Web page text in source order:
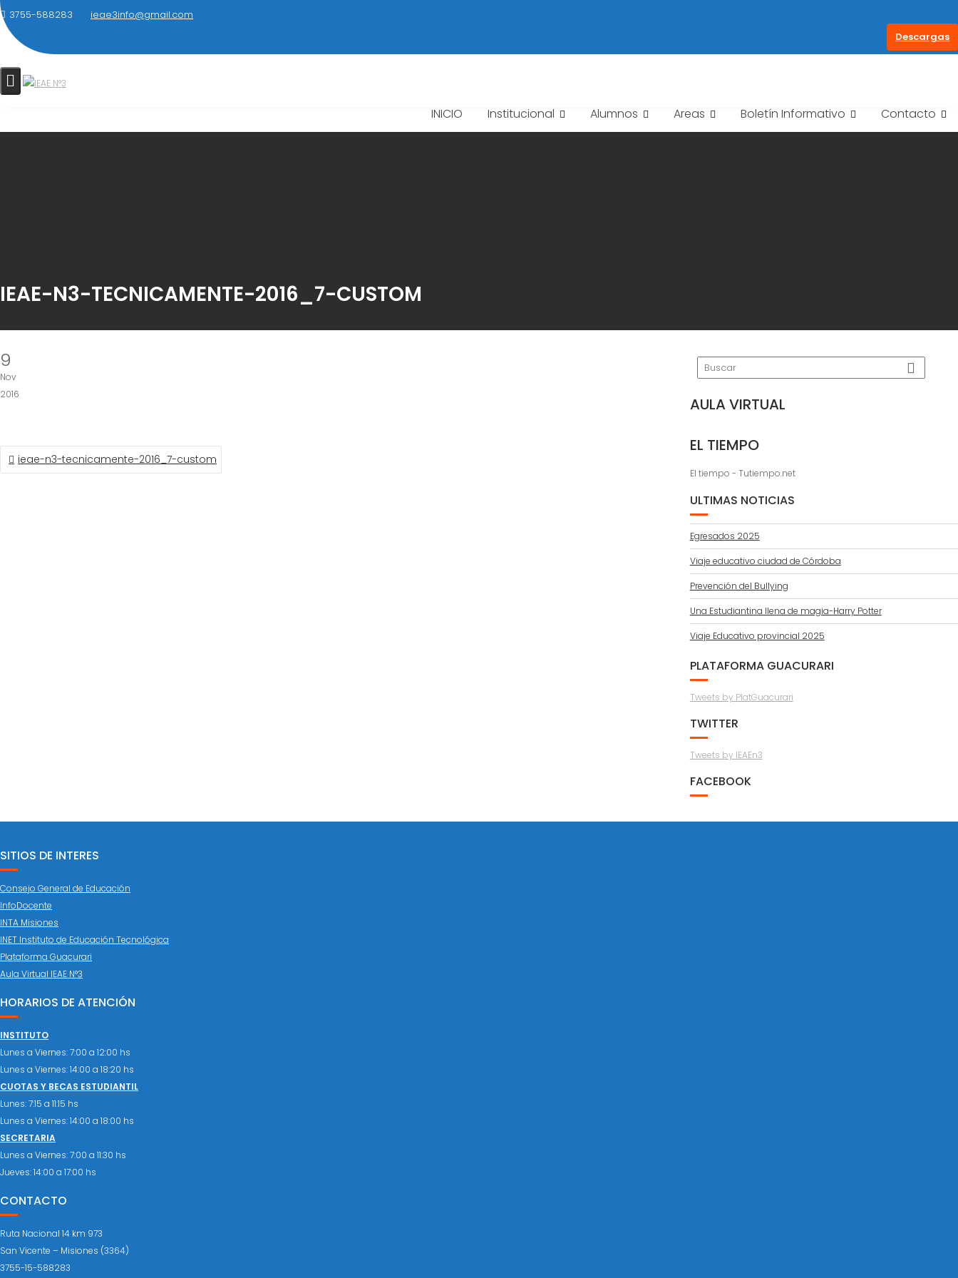
Saltar
al
contenido
3755-588283
ieae3info@gmail.com
Descargas
INICIO Institucional Alumnos Areas Boletín Informativo Contacto
IEAE-N3-TECNICAMENTE-2016_7-CUSTOM
9
Nov
2016
NAVEGACIÓN
DE
ieae-n3-tecnicamente-2016_7-custom
AULA VIRTUAL
EL TIEMPO
El tiempo - Tutiempo.net
ULTIMAS NOTICIAS
Egresados 2025
Viaje educativo ciudad de Córdoba
Prevención del Bullying
Una Estudiantina llena de magia-Harry Potter
Viaje Educativo provincial 2025
PLATAFORMA GUACURARI
Tweets by PlatGuacurari
TWITTER
Tweets by IEAEn3
FACEBOOK
SITIOS DE INTERES
Consejo General de Educación
InfoDocente
INTA Misiones
INET Instituto de Educación Tecnológica
Plataforma Guacurari
Aula Virtual IEAE N°3
HORARIOS DE ATENCIÓN
INSTITUTO
Lunes a Viernes: 7:00 a 12:00 hs
Lunes a Viernes: 14:00 a 18:20 hs
CUOTAS Y BECAS ESTUDIANTIL
Lunes: 7:15 a 11:15 hs
Lunes a Viernes: 14:00 a 18:00 hs
SECRETARIA
Lunes a Viernes: 7:00 a 11:30 hs
Jueves: 14:00 a 17:00 hs
CONTACTO
Ruta Nacional 14 km 973
San Vicente – Misiones (3364)
3755-15-588283